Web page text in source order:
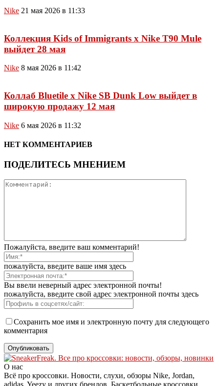
Nike 21 мая 2026 в 11:33
Коллекция Kids of Immigrants x Nike T90 Mule
выйдет 28 мая
Nike 8 мая 2026 в 11:42
Коллаб Bluetile x Nike SB Dunk Low выйдет в
широкую продажу 12 мая
Nike 6 мая 2026 в 11:32
НЕТ КОММЕНТАРИЕВ
ПОДЕЛИТЕСЬ МНЕНИЕМ
Пожалуйста, введите ваш комментарий!
пожалуйста, введите ваше имя здесь
Вы ввели неверный адрес электронной почты!
пожалуйста, введите свой адрес электронной почты здесь
Сохранить мое имя и электронную почту для следующего
комментария
О нас
Всё про кроссовки. Новости, слухи, обзоры Nike, Jordan,
adidas, Yeezy и других брендов. Баскетбольные кроссовки.